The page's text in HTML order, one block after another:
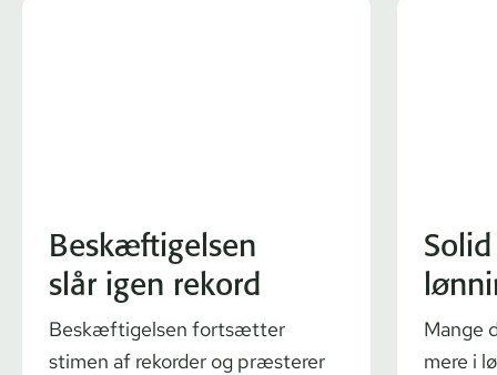
Beskæftigelsen
slår igen rekord
Beskæftigelsen fortsætter
stimen af rekorder og præsterer
Mange
mere i